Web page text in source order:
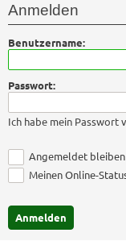
Anmelden
Benutzername:
Passwort:
Ich habe mein Passwort
Angemeldet bleiben
Meinen Online-